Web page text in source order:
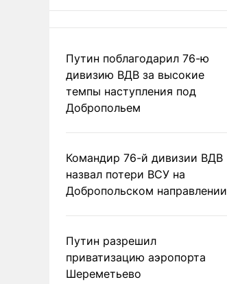
Путин поблагодарил 76-ю
дивизию ВДВ за высокие
темпы наступления под
Добропольем
Командир 76-й дивизии ВДВ
назвал потери ВСУ на
Добропольском направлении
Путин разрешил
приватизацию аэропорта
Шереметьево